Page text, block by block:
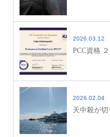
2026.03.12
PCC資格
2026.02.04
天中殺が